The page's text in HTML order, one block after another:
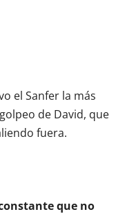
el Sanfer la más
de David, que
fuera.
que no